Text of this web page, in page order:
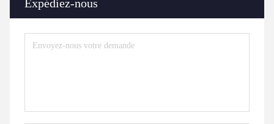
Expédiez-nous